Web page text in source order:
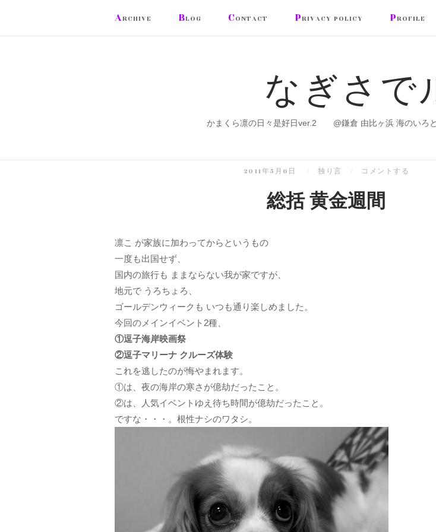
ARCHIVE BLOG CONTACT PRIVACY POLICY PROFILE
なぎさで
かまくら凛の日々是好日ver.2 @鎌倉 由比ヶ浜 海のいろ
2011年5月6日 独り言 コメントする
総括 黄金週間
凛こ が家族に加わってからというもの
一度も出国せず、
国内の旅行も ままならない我が家ですが、
地元で うろちょろ、
ゴールデンウィークも いつも通り楽しめました。
今回のメインイベント2種、
①逗子海岸映画祭
②逗子マリーナ クルーズ体験
これを逃したのが悔やまれます。
①は、夜の海岸の寒さが億劫だったこと。
②は、人気イベントゆえ待ち時間が億劫だったこと。
ですな・・・。根性ナシのワタシ。